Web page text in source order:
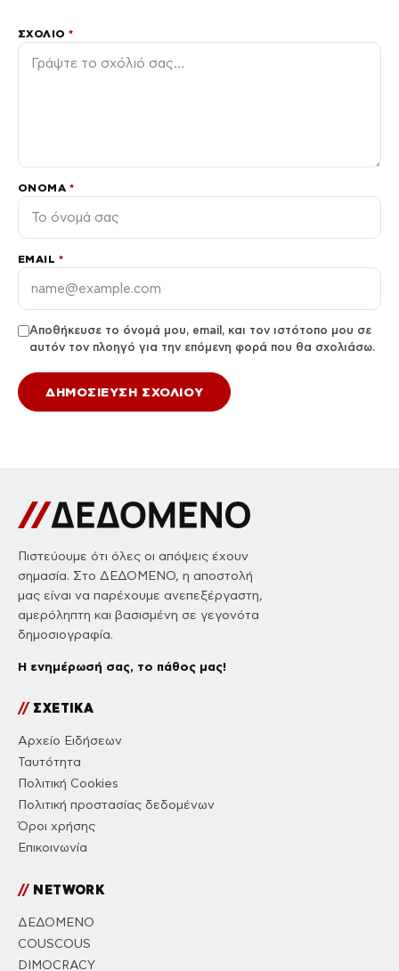
ΣΧΌΛΙΟ*
ΌΝΟΜΑ *
EMAIL *
Αποθήκευσε το όνομά μου, email, και τον ιστότοπο μου σε
αυτόν τον πλοηγό για την επόμενη φορά που θα σχολιάσω.
Πιστεύουμε ότι όλες οι απόψεις έχουν
σημασία. Στο ΔΕΔΟΜΕΝΟ, η αποστολή
μας είναι να παρέχουμε ανεπεξέργαστη,
αμερόληπτη και βασισμένη σε γεγονότα
δημοσιογραφία.
Η ενημέρωσή σας, το πάθος μας!
//ΣΧΕΤΙΚΑ
Αρχείο Ειδήσεων
Ταυτότητα
Πολιτική Cookies
Πολιτική προστασίας δεδομένων
Όροι χρήσης
Επικοινωνία
//NETWORK
ΔΕΔΟΜΕΝΟ
COUSCOUS
DIMOCRACY